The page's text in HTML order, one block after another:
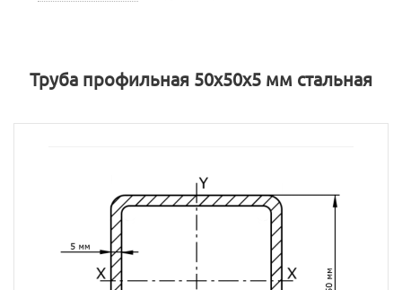
Труба профильная 50х50х5 мм стальная